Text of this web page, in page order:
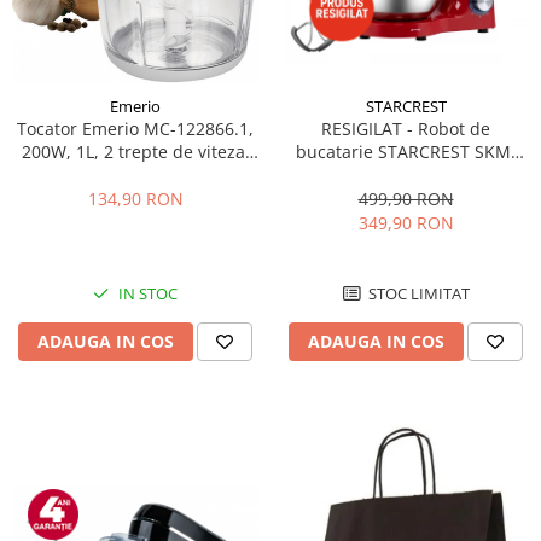
aparat de calcat vertical
Aparate de scame
Statii de calcat
Aparate de masaj
Aparate de ras electrice
Aspiratoare
Aspiratoare de geamuri
Epilatoare
Ingrijire locuinta
Emerio
Tocator Emerio MC-122866.1,
200W, 1L, 2 trepte de viteza,
134,90 RON
IN STOC
ADAUGA IN COS
STARCREST
RESIGILAT - Robot de
bucatarie STARCREST SKM-
5 Accesorii, 6 Viteze + Pulse,
Angrenaje metalice, Rosu +
499,90 RON
349,90 RON
STOC LIMITAT
ADAUGA IN COS